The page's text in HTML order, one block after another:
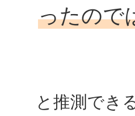
ったので
と推測でき